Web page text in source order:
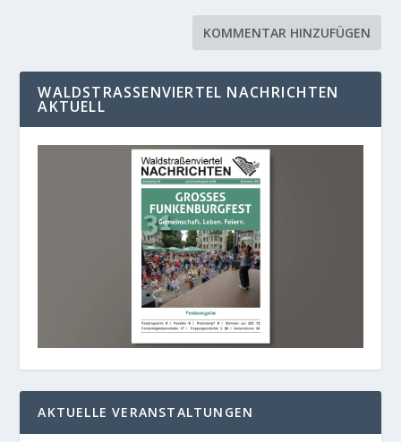
WALDSTRASSENVIERTEL NACHRICHTEN A
KTUELL
AKTUELLE VERANSTALTUNGEN